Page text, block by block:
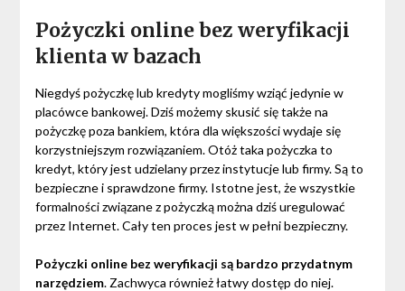
Pożyczki online bez weryfikacji
klienta w bazach
Niegdyś pożyczkę lub kredyty mogliśmy wziąć jedynie w
placówce bankowej. Dziś możemy skusić się także na
pożyczkę poza bankiem, która dla większości wydaje się
korzystniejszym rozwiązaniem. Otóż taka pożyczka to
kredyt, który jest udzielany przez instytucje lub firmy. Są to
bezpieczne i sprawdzone firmy. Istotne jest, że wszystkie
formalności związane z pożyczką można dziś uregulować
przez Internet. Cały ten proces jest w pełni bezpieczny.
Pożyczki online bez weryfikacji są bardzo przydatnym
narzędziem. Zachwyca również łatwy dostęp do niej.